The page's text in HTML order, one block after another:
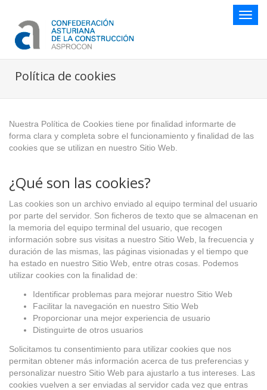
Botón
Política de cookies
Nuestra Política de Cookies tiene por finalidad informarte de
forma clara y completa sobre el funcionamiento y finalidad de las
cookies que se utilizan en nuestro Sitio Web.
¿Qué son las cookies?
Las cookies son un archivo enviado al equipo terminal del usuario
por parte del servidor. Son ficheros de texto que se almacenan en
la memoria del equipo terminal del usuario, que recogen
información sobre sus visitas a nuestro Sitio Web, la frecuencia y
duración de las mismas, las páginas visionadas y el tiempo que
ha estado en nuestro Sitio Web, entre otras cosas. Podemos
utilizar cookies con la finalidad de:
Identificar problemas para mejorar nuestro Sitio Web
Facilitar la navegación en nuestro Sitio Web
Proporcionar una mejor experiencia de usuario
Distinguirte de otros usuarios
Solicitamos tu consentimiento para utilizar cookies que nos
permitan obtener más información acerca de tus preferencias y
personalizar nuestro Sitio Web para ajustarlo a tus intereses. Las
cookies vuelven a ser enviadas al servidor cada vez que entras